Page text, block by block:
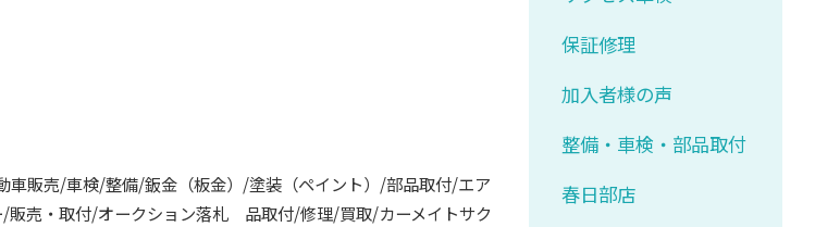
車販売/車検/整備/鈑金（板金） /塗装（ペイント） /部品取付/エア
/販売・取付/オークション落札 品取付/修理/買取/カーメイトサク
保証修理
加入者様の声
整備・車検・部品取付
春日部店